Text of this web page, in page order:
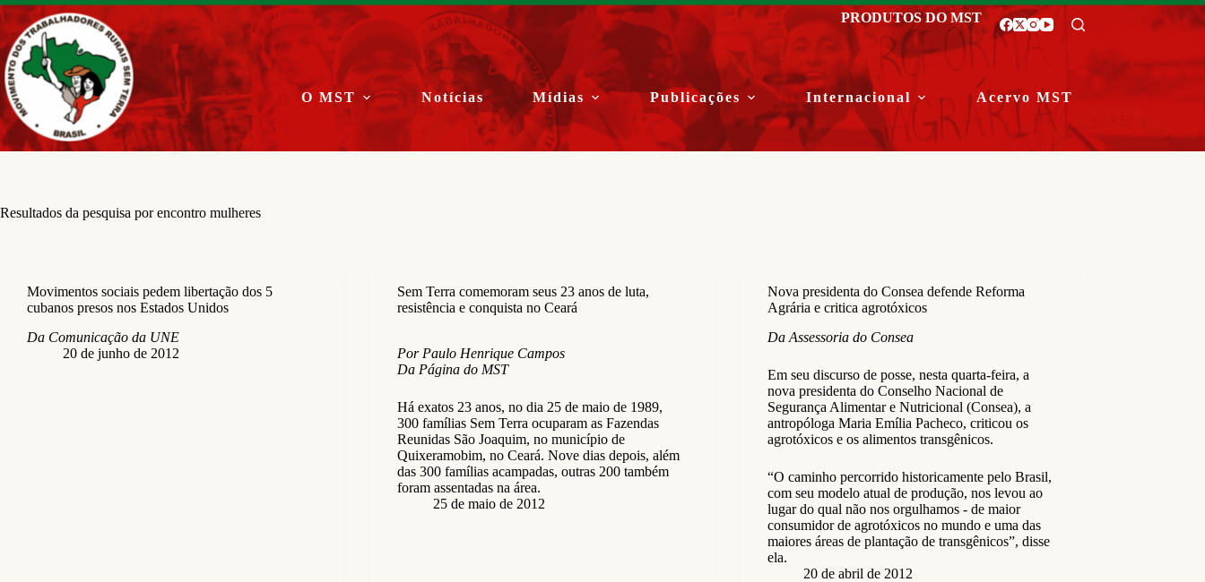
Pular
para
o
conteúdo
PRODUTOS DO MST
O MST Notícias Mídias Publicações Internacional Acervo MST
Resultados da pesquisa por encontro mulheres
Movimentos sociais pedem libertação dos 5
cubanos presos nos Estados Unidos
Da Comunicação da UNE
20 de junho de 2012
Sem Terra comemoram seus 23 anos de luta,
resistência e conquista no Ceará
Por Paulo Henrique Campos
Da Página do MST
Há exatos 23 anos, no dia 25 de maio de 1989,
300 famílias Sem Terra ocuparam as Fazendas
Reunidas São Joaquim, no município de
Quixeramobim, no Ceará. Nove dias depois, além
das 300 famílias acampadas, outras 200 também
foram assentadas na área.
25 de maio de 2012
Nova presidenta do Consea defende Reforma
Agrária e critica agrotóxicos
Da Assessoria do Consea
Em seu discurso de posse, nesta quarta-feira, a
nova presidenta do Conselho Nacional de
Segurança Alimentar e Nutricional (Consea), a
antropóloga Maria Emília Pacheco, criticou os
agrotóxicos e os alimentos transgênicos.
“O caminho percorrido historicamente pelo Brasil,
com seu modelo atual de produção, nos levou ao
lugar do qual não nos orgulhamos - de maior
consumidor de agrotóxicos no mundo e uma das
maiores áreas de plantação de transgênicos”, disse
ela.
20 de abril de 2012